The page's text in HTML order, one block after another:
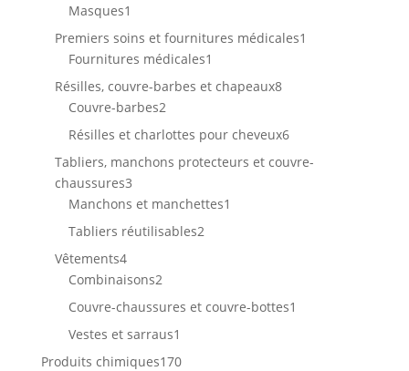
Masques1
produit
Premiers soins et fournitures médicales1
Fournitures médicales1
produit
Résilles, couvre-barbes et chapeaux88
Couvre-barbes22
produits
Résilles et charlottes pour cheveux66
Tabliers, manchons protecteurs et couvre-
chaussures33
produits
Manchons et manchettes1
Tabliers réutilisables22
Vêtements44
produits
Combinaisons22
produits
Couvre-chaussures et couvre-bottes1
Vestes et sarraus1
produit
Produits chimiques170170